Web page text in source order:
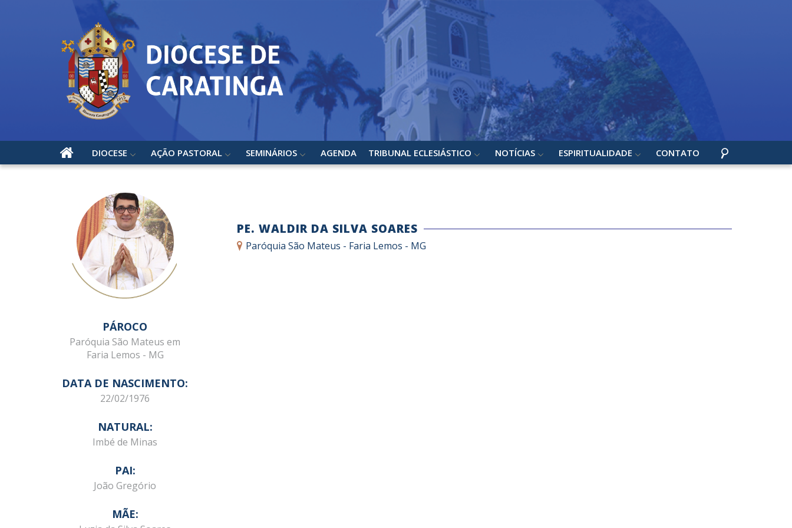
DIOCESE AÇÃO PASTORAL SEMINÁRIOS AGENDA TRIBUNAL ECLESIÁSTICO NOTÍCIAS ESPIRITUALIDADE CONTATO
PÁROCO
Paróquia São Mateus em
Faria Lemos - MG
DATA DE NASCIMENTO:
22/02/1976
NATURAL:
Imbé de Minas
PAI:
João Gregório
MÃE:
PE. WALDIR DA SILVA SOARES
Paróquia São Mateus - Faria Lemos - MG